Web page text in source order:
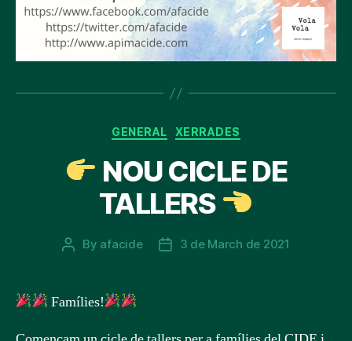
Categories
GENERAL XERRADES
NOU CICLE DE
TALLERS
Post
By afacide
Post3 de March de 2021
Famílies!